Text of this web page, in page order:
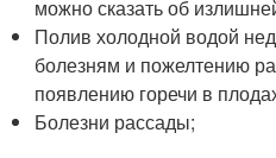
можно сказать об
Полив холодной водой
болезням и пожелтению
появлению горечи в
Болезни рассады;